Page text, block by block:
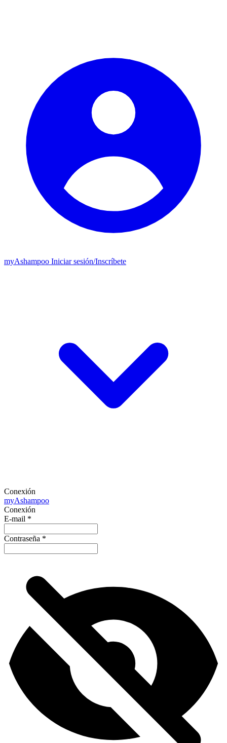
myAshampoo Iniciar sesión/Inscríbete
Conexión
myAshampoo
Conexión
E-mail *
Contraseña *